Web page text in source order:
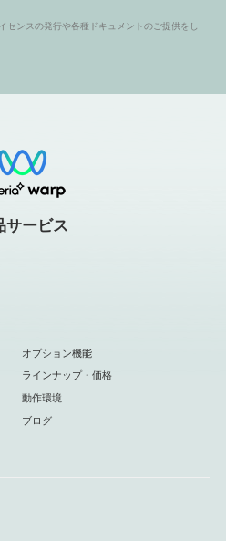
センスの発行や各種ドキュメントのご提供をし
サービス
オプション機能
ラインナップ・価格
動作環境
ブログ